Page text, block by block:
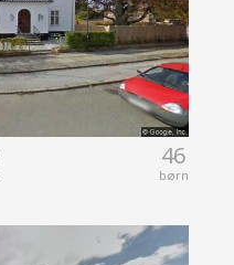
46
børn